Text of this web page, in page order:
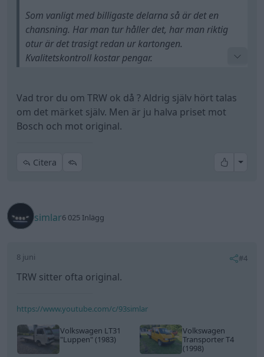
Som vanligt med billigaste delarna så är det en
chansning. Har man tur håller det, har man riktig
otur är det trasigt redan ur kartongen.
Kvalitetskontroll kostar pengar.
billigaste.
En kompis han har dock haft otur, han provade
också köpa dom billigaste bromsoken som gick att
bytas igen lagom till besiktningen.
Vad tror du om TRW ok då ? Aldrig själv hört talas
om det märket själv. Men är ju halva priset mot
Bosch och mot original.
Citera All
simlar6 025 Inlägg
8 juni #4
TRW sitter ofta original.
https://www.youtube.com/c/93simlar
Volkswagen LT31
"Luppen"(1983)
Volkswagen
Transporter T4
(1998)